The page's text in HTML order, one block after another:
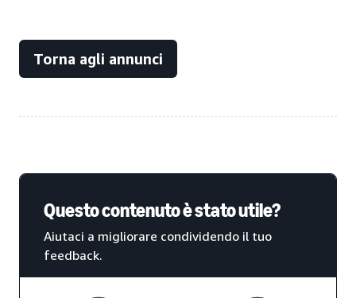
Torna agli annunci
Questo contenuto è stato utile?
Aiutaci a migliorare condividendo il tuo
feedback.